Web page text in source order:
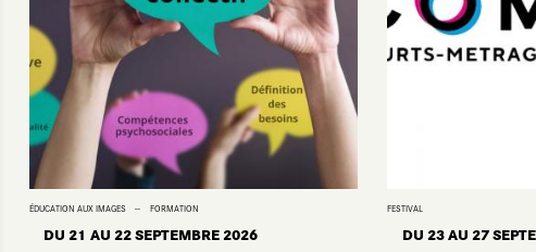
ÉDUCATION AUX IMAGES FORMATION
DU 21 AU 22 SEPTEMBRE 2026
FESTIVAL
DU 23AU 27